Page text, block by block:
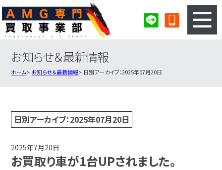
3ステップのカンタン査定
AMG買取実績 会社概要・店舗紹介・MAP
お知らせ＆最新情報
ホーム お知らせ＆最新情報 日別アーカイブ：2025年07月20日
日別アーカイブ：2025年07月20日
2025年7月20日
お買取り車が1台UPされました。